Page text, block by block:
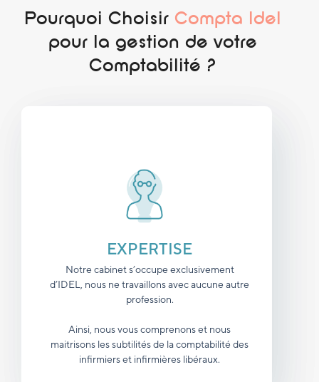
Pourquoi Choisir Compta Idel
pour la gestion de votre
Comptabilité ?
EXPERTISE
Notre cabinet s’occupe exclusivement
d’IDEL, nous ne travaillons avec aucune autre
profession.
Ainsi, nous vous comprenons et nous
maitrisons les subtilités de la comptabilité des
infirmiers et infirmières libéraux.